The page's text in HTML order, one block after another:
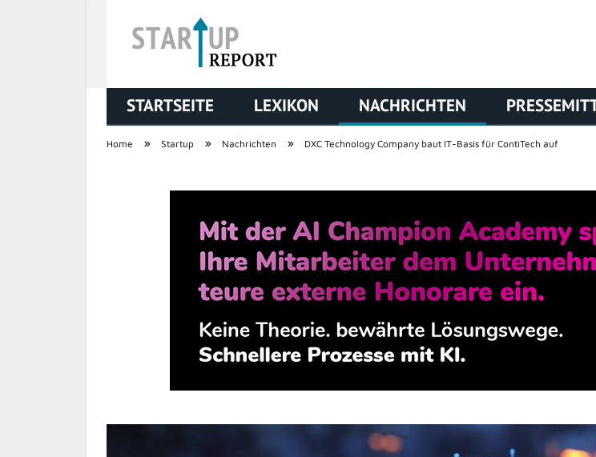
STARTUP REPORT
STARTSEITE LEXIKON NACHRICHTEN
Home » Startup » Nachrichten » DXC Technology Company baut IT-Basis für ContiTech auf